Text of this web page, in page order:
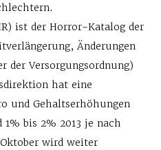
ist der Horror-Katalog der
Änderungen
der Versorgungsordnung)
hat eine
und Gehaltserhöhungen
bis 2% 2013 je nach
wird weiter